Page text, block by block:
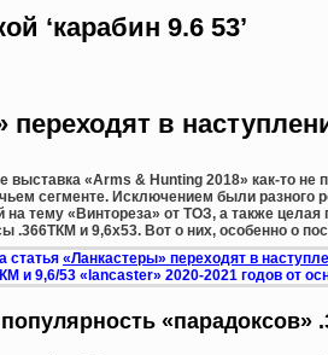
‘карабин 9.6 53’
переходят в
«Arms & Hunting 2018» как-то не
сегменте. Исключением были разного
на тему «Винтореза» от ТОЗ, а также
.366ТКМ и 9,6х53. Вот о них, особенно о
статья «Ланкастеры» переходят в
и 9,6/53 «lancaster» 2020-2021 годов от
«парадоксов»